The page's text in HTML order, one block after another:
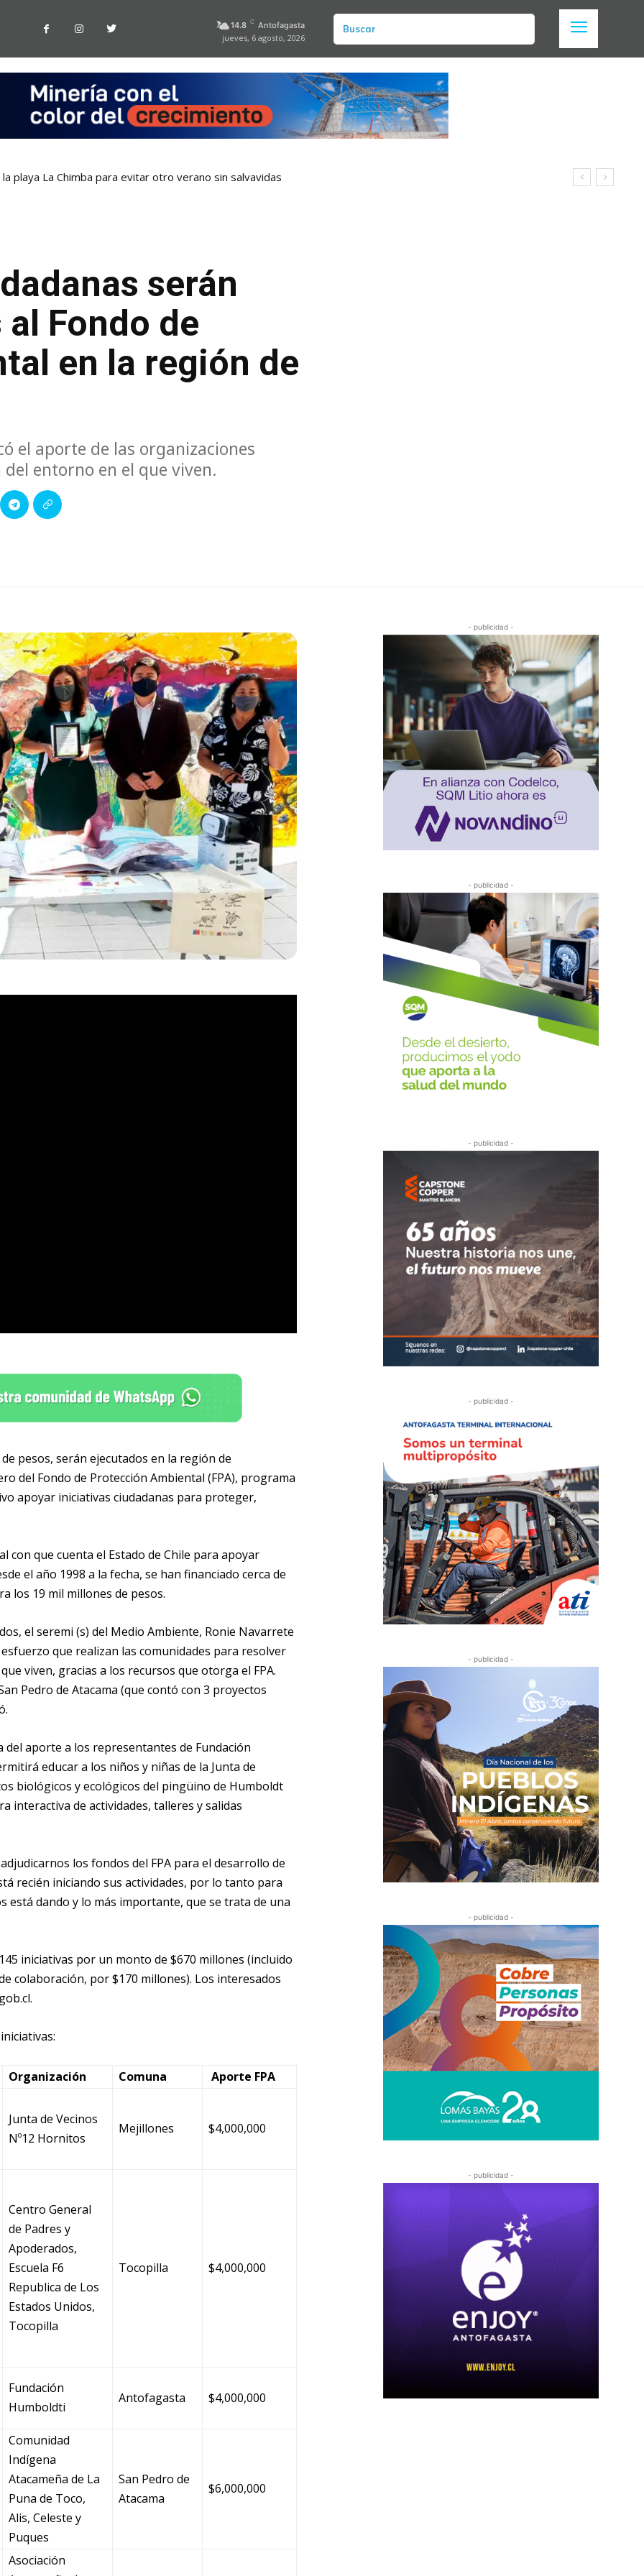
14.8 C Antofagasta
jueves, 6 agosto, 2026
Buscar
playa La Chimba para evitar otro verano sin salvavidas
serán
Fondo de
en la región de
el aporte de las organizaciones
entorno en el que viven.
pesos, serán ejecutados en la región de
del Fondo de Protección Ambiental (FPA), programa
apoyar iniciativas ciudadanas para proteger,
con que cuenta el Estado de Chile para apoyar
el año 1998 a la fecha, se han financiado cerca de
los 19 mil millones de pesos.
el seremi (s) del Medio Ambiente, Ronie Navarrete
que realizan las comunidades para resolver
viven, gracias a los recursos que otorga el FPA.
Pedro de Atacama (que contó con 3 proyectos
aporte a los representantes de Fundación
educar a los niños y niñas de la Junta de
biológicos y ecológicos del pingüino de Humboldt
interactiva de actividades, talleres y salidas
los fondos del FPA para el desarrollo de
recién iniciando sus actividades, por lo tanto para
dando y lo más importante, que se trata de una
iniciativas por un monto de $670 millones (incluido
colaboración, por $170 millones). Los interesados
Organización Comuna Aporte FPA
Junta de Vecinos
Nº12 Hornitos
Mejillones $4,000,000
Centro General
de Padres y
Apoderados,
Escuela F6
Republica de Los
Estados Unidos,
Tocopilla
Tocopilla $4,000,000
Fundación
Humboldti
Antofagasta $4,000,000
Comunidad
Indígena
Atacameña de La
Puna de Toco,
Alis, Celeste y
Puques
San Pedro de
Atacama
$6,000,000
Asociación
- publicidad -
- publicidad -
- publicidad -
- publicidad -
- publicidad -
- publicidad -
- publicidad -